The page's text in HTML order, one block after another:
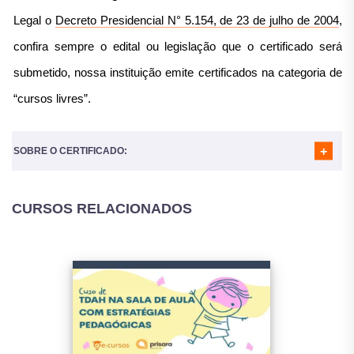
MÓDULO 05- APRENDIZAGEM COLABORATIVA
MÓDULO 06- APRENDIZAGEM BASEADA EM PROBLEMAS
MÓDULO 07- ENSINO HÍBRIDO (BLENDED LEARNING)
MÓDULO 08- AVALIAÇÃO EM METODOLOGIAS ATIVAS
Legal o Decreto Presidencial N° 5.154, de 23 de julho de 2004,
confira sempre o edital ou legislação que o certificado será
submetido, nossa instituição emite certificados na categoria de
“cursos livres”.
SOBRE O CERTIFICADO:
Nosso certificado é reconhecido em todo o Brasil e
Atividades Complementares para a Faculdade;
Horas complementares, atividades complementares para a
Completar horas em atividades Extracurriculares (geralmente
CURSOS RELACIONADOS